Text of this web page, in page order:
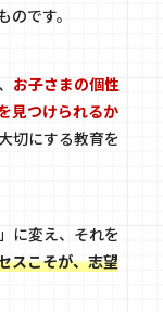
です。
お子さまの個性
見つけられるか
切にする教育を
に変え、それを
スこそが、志望